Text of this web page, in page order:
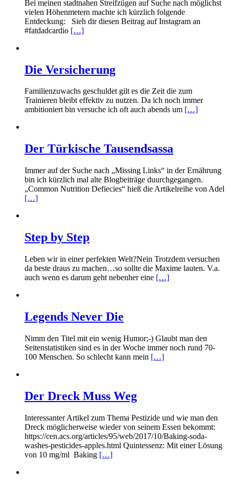
Bei meinen stadtnahen Streifzügen auf Suche nach möglichst
vielen Höhenmetern machte ich kürzlich folgende
Entdeckung: Sieh dir diesen Beitrag auf Instagram an
#fatdadcardio […]
Die Versicherung
Familienzuwachs geschuldet gilt es die Zeit die zum
Trainieren bleibt effektiv zu nutzen. Da ich noch immer
ambitioniert bin versuche ich oft auch abends um […]
Der Türkische Tausendsassa
Immer auf der Suche nach „Missing Links“ in der Ernährung
bin ich kürzlich mal alte Blogbeiträge duurchgegangen.
„Common Nutrition Defiecies“ hieß die Artikelreihe von Adel
[…]
Step by Step
Leben wir in einer perfekten Welt?Nein Trotzdem versuchen
da beste draus zu machen…so sollte die Maxime lauten. V.a.
auch wenn es darum geht nebenher eine […]
Legends Never Die
Nimm den Titel mit ein wenig Humor;-) Glaubt man den
Seitenstatistiken sind es in der Woche immer noch rund 70-
100 Menschen. So schlecht kann mein […]
Der Dreck Muss Weg
Interessanter Artikel zum Thema Pestizide und wie man den
Dreck möglicherweise wieder von seinem Essen bekommt:
https://cen.acs.org/articles/95/web/2017/10/Baking-soda-
washes-pesticides-apples.html Quintessenz: Mit einer Lösung
von 10 mg/ml Baking […]